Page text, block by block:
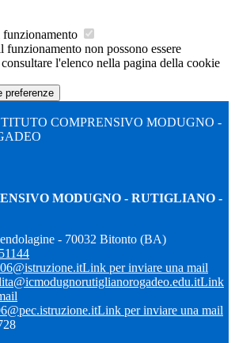
funzionamento
funzionamento non possono essere
l'elenco nella pagina della cookie
preferenze
COMPRENSIVO MODUGNO -
MODUGNO - RUTIGLIANO -
- 70032 Bitonto (BA)
Link per inviare una mail
Link
Link per inviare una mail